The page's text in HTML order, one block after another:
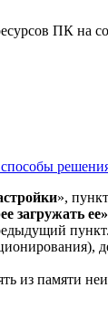
ПК на
»,
загружать ее»
памяти